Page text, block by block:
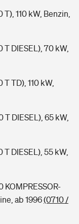
110 kW, Benzin,
DIESEL), 70 kW,
TD), 110 kW,
DIESEL), 65 kW,
DIESEL), 55 kW,
ab 1996(0710 /